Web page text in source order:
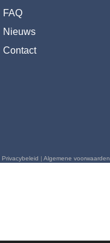
FAQ
Nieuws
Contact
Privacybeleid | Algemene voorwaarden